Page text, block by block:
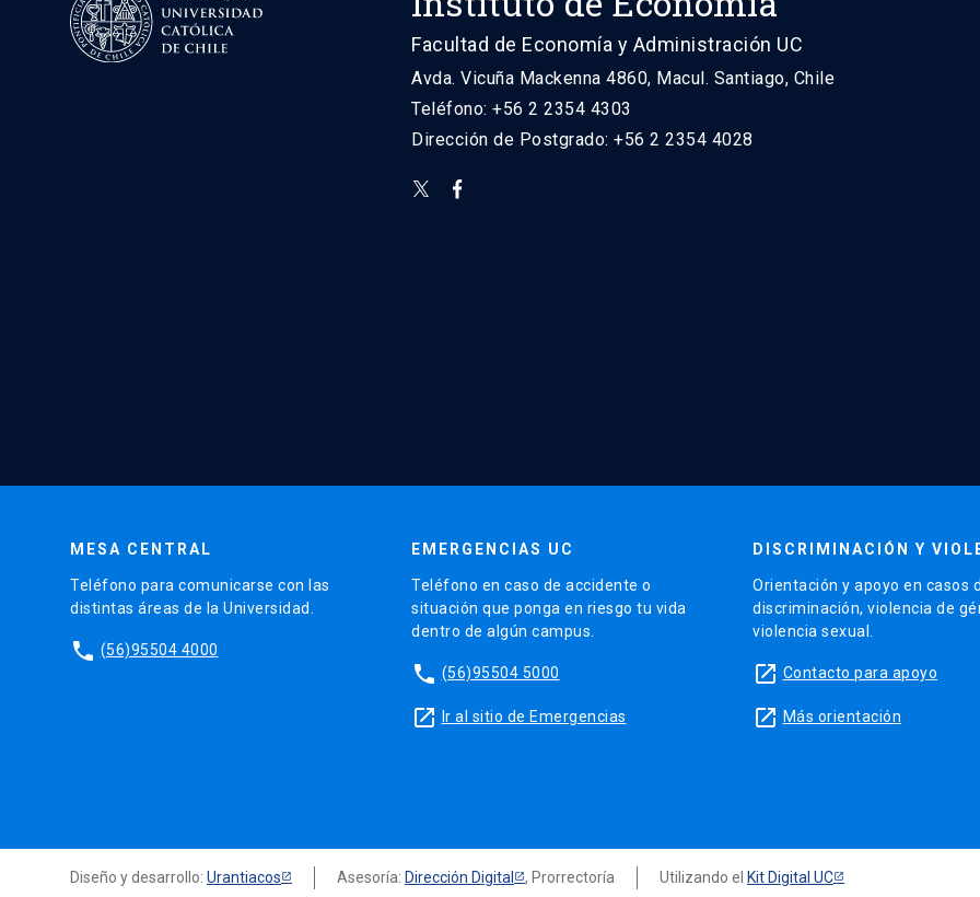
Facultad de Economía y Administración UC
Avda. Vicuña Mackenna 4860, Macul. Santiago, Chile
Teléfono: +56 2 2354 4303
Dirección de Postgrado: +56 2 2354 4028
MESA CENTRAL
Teléfono para comunicarse con las
distintas áreas de la Universidad.
phone (56)95504 4000
EMERGENCIAS UC
Teléfono en caso de accidente o
situación que ponga en riesgo tu vida
dentro de algún campus.
phone (56)95504 5000
launch Ir al sitio de Emergencias
DISCRIMINACIÓN Y
Orientación y apoyo en casos
discriminación, violencia de
violencia sexual.
launch Contacto para apoyo
launch Más orientación
Diseño y desarrollo: Urantiacos Asesoría: Dirección Digital , Prorrectoría Utilizando el Kit Digital UC